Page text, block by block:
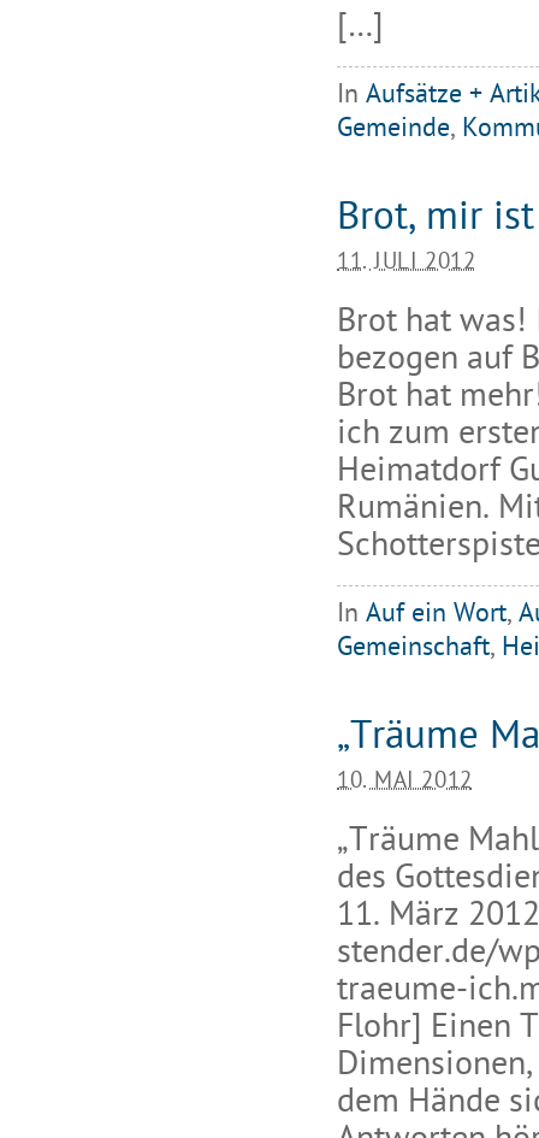
[…]
In Aufsätze +
Gemeinde,
Brot, mir
11. JULI 2012
Brot hat
bezogen auf
Brot hat
ich zum
Heimatdorf
Rumänien.
In Auf ein Wort,
Gemeinschaft,
„Träume
10. MAI 2012
„Träume
des
11. März
stender.de/
traeume-
Flohr] Einen
dem Hände